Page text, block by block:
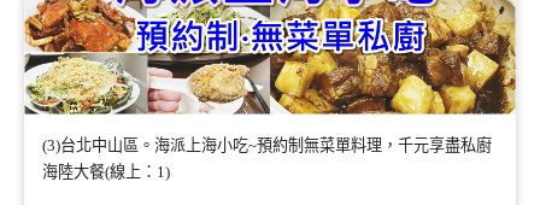
(3)台北中山區。海派上海小吃~預約制無菜單料理，千元享盡私廚
海陸大餐(線上：1)